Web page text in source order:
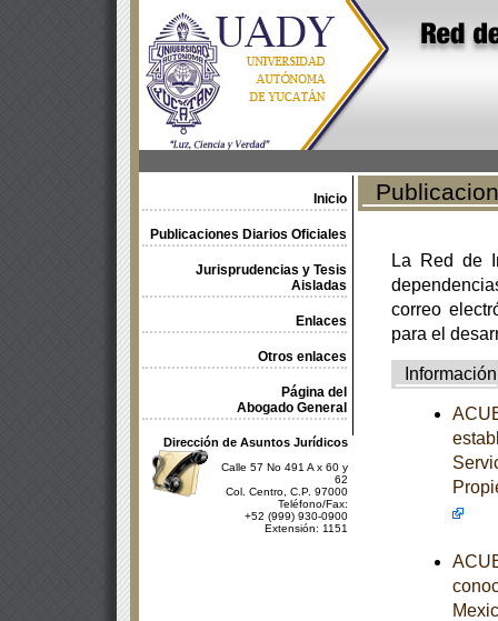
Inicio
Publicaciones Diarios Oficiales
Jurisprudencias y Tesis
Aisladas
Enlaces
Otros enlaces
Página del
Abogado General
Dirección de Asuntos Jurídicos
Calle 57 No 491 A x 60 y
62
Col. Centro, C.P. 97000
Teléfono/Fax:
+52 (999) 930-0900
Extensión: 1151
La Red de
correo
para el
Información